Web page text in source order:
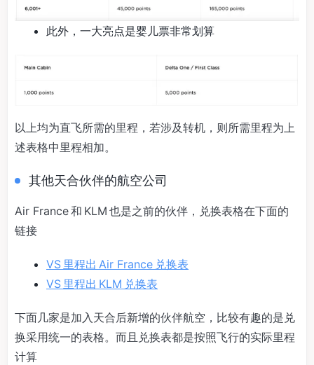
此外，一大亮点是婴儿票非常划算
以上均为直飞所需的里程，若涉及转机，则所需里程为上
述表格中里程相加。
其他天合伙伴的航空公司
Air France 和 KLM 也是之前的伙伴，兑换表格在下面的
链接
VS 里程出 Air France 兑换表
VS 里程出 KLM 兑换表
下面几家是加入天合后新增的伙伴航空，比较有趣的是兑
换采用统一的表格。而且兑换表都是按照飞行的实际里程
计算